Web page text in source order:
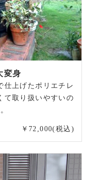
変身
仕上げたポリエチレ
て取り扱いやすいの
￥72,000(税込)